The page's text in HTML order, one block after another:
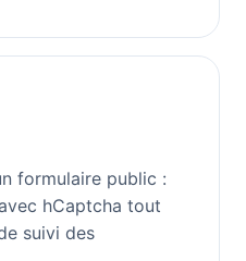
formulaire public :
hCaptcha tout
suivi des